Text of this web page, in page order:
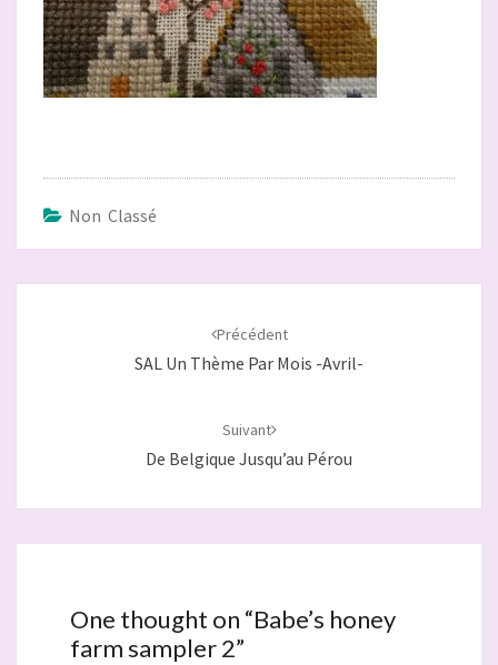
Non Classé
Précédent
SAL Un Thème Par Mois -avril-
Suivant
De Belgique Jusqu’au Pérou
One thought on “Babe’s honey
farm sampler 2”